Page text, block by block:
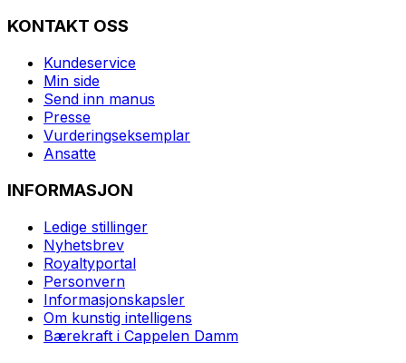
KONTAKT OSS
Kundeservice
Min side
Send inn manus
Presse
Vurderingseksemplar
Ansatte
INFORMASJON
Ledige stillinger
Nyhetsbrev
Royaltyportal
Personvern
Informasjonskapsler
Om kunstig intelligens
Bærekraft i Cappelen Damm